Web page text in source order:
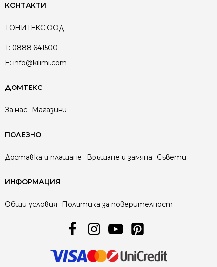
КОНТАКТИ
ТОНИТЕКС ООД
T: 0888 641500
E: info@kilimi.com
ДОМТЕКС
За нас Магазини
ПОЛЕЗНО
Доставка и плащане Връщане и замяна Съвети
ИНФОРМАЦИЯ
Общи условия Политика за поверителност